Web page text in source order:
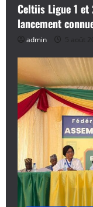
Celtiis Ligue 1 et
lancement
admin 5 août